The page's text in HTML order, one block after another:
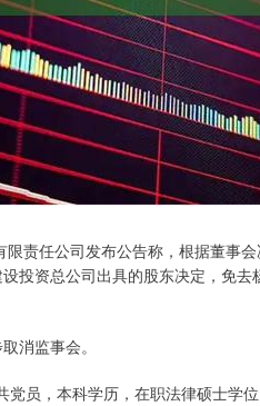
任公司发布公告称，根据董事
投资总公司出具的股东决定，免
消监事会。
员，本科学历，在职法律硕士学